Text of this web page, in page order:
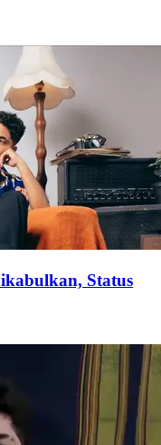
Status